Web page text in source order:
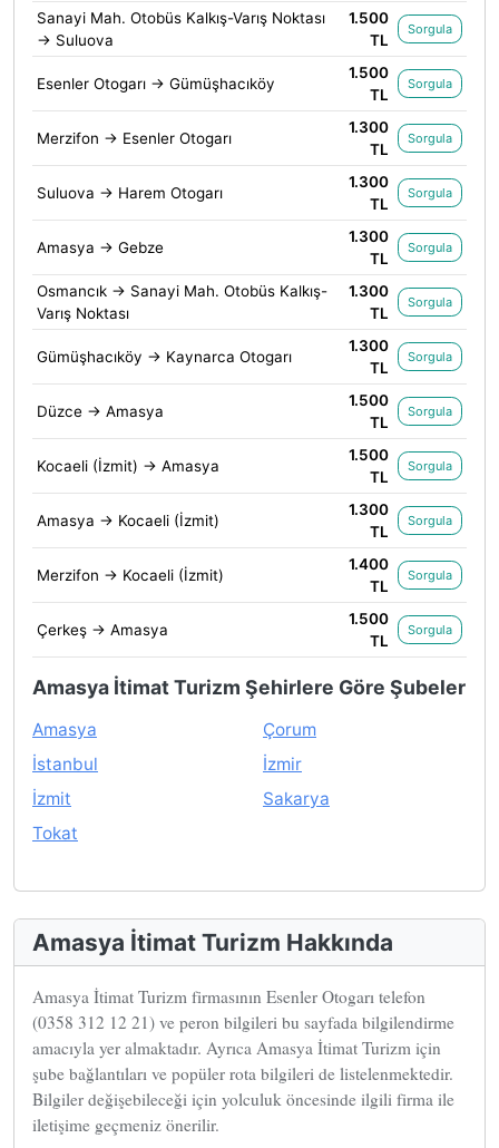
Sanayi Mah. Otobüs Kalkış-Varış Noktası
→ Suluova
1.500
TL
Sorgula
Esenler Otogarı → Gümüşhacıköy
1.500
TL
Sorgula
Merzifon → Esenler Otogarı
1.300
TL
Sorgula
Suluova → Harem Otogarı
1.300
TL
Sorgula
Amasya → Gebze
1.300
TL
Sorgula
Osmancık → Sanayi Mah. Otobüs Kalkış-
Varış Noktası
1.300
TL
Sorgula
Gümüşhacıköy → Kaynarca Otogarı
1.300
TL
Sorgula
Düzce → Amasya
1.500
TL
Sorgula
Kocaeli (İzmit) → Amasya
1.500
TL
Sorgula
Amasya → Kocaeli (İzmit)
1.300
TL
Sorgula
Merzifon → Kocaeli (İzmit)
1.400
TL
Sorgula
Çerkeş → Amasya
1.500
TL
Sorgula
Amasya İtimat Turizm Şehirlere Göre Şubeler
Amasya
Çorum
İstanbul
İzmir
İzmit
Sakarya
Tokat
Amasya İtimat Turizm Hakkında
Amasya İtimat Turizm firmasının Esenler Otogarı telefon
(0358 312 12 21) ve peron bilgileri bu sayfada bilgilendirme
amacıyla yer almaktadır. Ayrıca Amasya İtimat Turizm için
şube bağlantıları ve popüler rota bilgileri de listelenmektedir.
Bilgiler değişebileceği için yolculuk öncesinde ilgili firma ile
iletişime geçmeniz önerilir.